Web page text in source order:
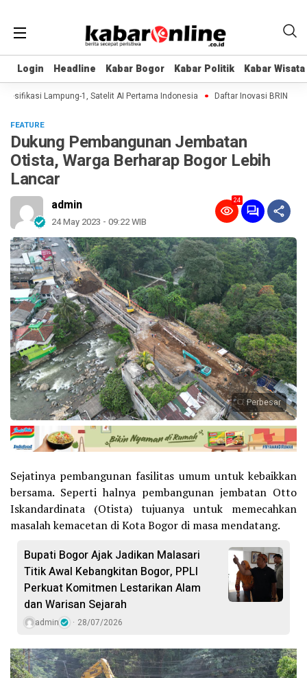
Login Headline Kabar Bogor Kabar Politik Kabar Wisata
Login Headline Kabar Bogor Kabar Politik Kabar Wisata
Lampung-1, Satelit AI Pertama Indonesia Daftar Inovasi BRIN
FEATURE
Dukung Pembangunan Jembatan
Otista, Warga Berharap Bogor Lebih
Lancar
admin
24 May 2023 - 09:22 WIB
24
Perbesar
Sejatinya pembangunan fasilitas umum untuk kebaikkan
bersama. Seperti halnya pembangunan jembatan Otto
Iskandardinata (Otista) tujuanya untuk memecahkan
masalah kemacetan di Kota Bogor di masa mendatang.
Bupati Bogor Ajak Jadikan Malasari
Titik Awal Kebangkitan Bogor, PPLI
Perkuat Komitmen Lestarikan Alam
dan Warisan Sejarah
admin 28/07/2026